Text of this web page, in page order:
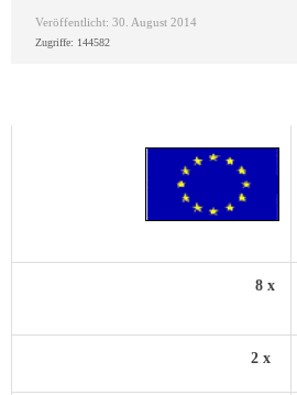
Veröffentlicht: 30. August 2014
Zugriffe: 144582
8 x
2 x